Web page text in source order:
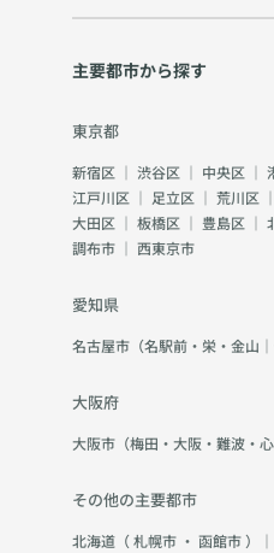
主要都市から探す
東京都
新宿区 ｜ 渋谷区 ｜ 中央区 ｜
江戸川区 ｜ 足立区 ｜ 荒川区 ｜
大田区 ｜ 板橋区 ｜ 豊島区 ｜
調布市 ｜ 西東京市
愛知県
名古屋市（名駅前・栄・金山｜
大阪府
大阪市（梅田・大阪・難波・
その他の主要都市
北海道（札幌市 ・ 函館市）